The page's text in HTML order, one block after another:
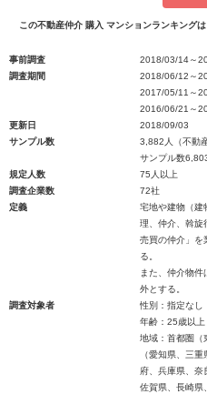
この不動産仲介 購入 マンションランキング
事前調査
2018/03/14～
調査期間
2018/06/12～
2017/05/11～
2016/06/21～
更新日
2018/09/03
サンプル数
3,882人（不動
サンプル数
規定人数
75人以上
調査企業数
72社
定義
宅地や建物（建
理、仲介、斡旋
売買の仲介」を
る。
また、仲介物
外とする。
調査対象者
性別：指定なし
年齢：25歳以上
地域：首都圏（
（愛知県、三
府、兵庫県、奈
佐賀県、長崎県